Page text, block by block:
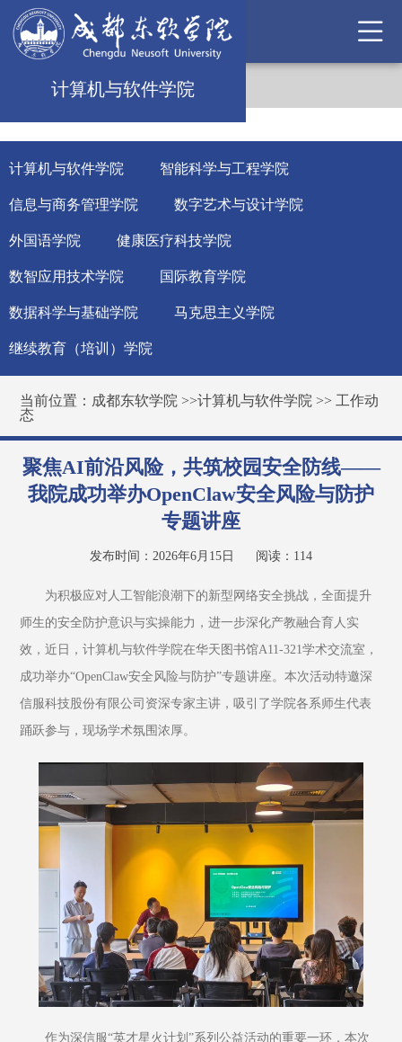
计算机与软件学院
计算机与软件学院 智能科学与工程学院
信息与商务管理学院 数字艺术与设计学院
外国语学院 健康医疗科技学院
数智应用技术学院 国际教育学院
数据科学与基础学院 马克思主义学院
继续教育（培训）学院
当前位置： 成都东软学院 >>计算机与软件学院 >> 工作动
态
聚焦AI前沿风险，共筑校园安全防线——
我院成功举办OpenClaw安全风险与防护
专题讲座
发布时间：2026年6月15日 阅读： 114
为积极应对人工智能浪潮下的新型网络安全挑战，全面提升
师生的安全防护意识与实操能力，进一步深化产教融合育人实
效，近日，计算机与软件学院在华天图书馆A11-321学术交流室，
成功举办“OpenClaw安全风险与防护”专题讲座。本次活动特邀深
信服科技股份有限公司资深专家主讲，吸引了学院各系师生代表
踊跃参与，现场学术氛围浓厚。
作为深信服“英才星火计划”系列公益活动的重要一环，本次